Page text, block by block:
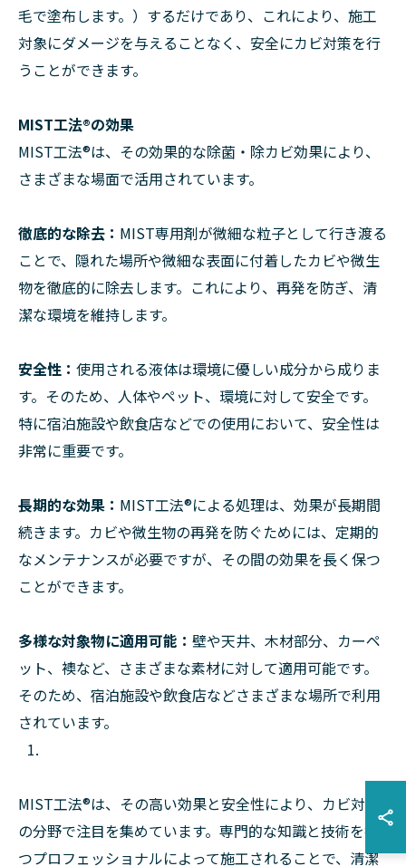
毛で塗布します。）するだけであり、これにより、施工
対象にダメージを与えることなく、安全にカビ対策を行
うことができます。
MIST工法®︎の効果
MIST工法®︎は、その効果的な除菌・除カビ効果により、
さまざまな場面で活用されています。
徹底的な除去： MIST専用剤が微細な粒子として行き渡る
ことで、隠れた場所や微細な表面に付着したカビや微生
物を徹底的に除去します。これにより、再発を防ぎ、清
潔な環境を維持します。
安全性： 使用される液体は環境に優しい成分から成りま
す。そのため、人体やペット、環境に対して安全です。
特に宿泊施設や飲食店などでの使用において、安全性は
非常に重要です。
長期的な効果： MIST工法®︎による処理は、効果が長期間
続きます。カビや微生物の再発を防ぐためには、定期的
なメンテナンスが必要ですが、その間の効果を長く保つ
ことができます。
多様な対象物に適用可能： 壁や天井、木材部分、カーペ
ット、襖など、さまざまな素材に対して適用可能です。
そのため、宿泊施設や飲食店などさまざまな場所で利用
されています。
MIST工法®︎は、その高い効果と安全性により、カビ対策
の分野で注目を集めています。専門的な知識と技術を持
つプロフェッショナルによって施工されることで、清潔